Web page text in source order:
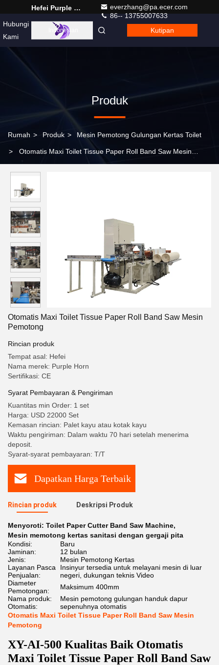
Hefei Purple Horn E-Commerce Co., Ltd.
everzhang@pa.ecer.com
86-- 13755007633
Hubungi
Kami
Indonesian Kutipan
Produk
Rumah > Produk > Mesin Pemotong Gulungan Kertas Toilet
> Otomatis Maxi Toilet Tissue Paper Roll Band Saw Mesin
Otomatis Maxi Toilet Tissue Paper Roll Band Saw Mesin
Pemotong
Rincian produk
Tempat asal: Hefei
Nama merek: Purple Horn
Sertifikasi: CE
Syarat Pembayaran & Pengiriman
Kuantitas min Order: 1 set
Harga: USD 22000 Set
Kemasan rincian: Palet kayu atau kotak kayu
Waktu pengiriman: Dalam waktu 70 hari setelah menerima
deposit.
Syarat-syarat pembayaran: T/T
Dapatkan Harga Terbaik
Rincian produk Deskripsi Produk
Menyoroti: Toilet Paper Cutter Band Saw Machine,
Mesin memotong kertas sanitasi dengan gergaji pita
Kondisi:
Baru
Jaminan:
12 bulan
Jenis:
Mesin Pemotong Kertas
Layanan Pasca
Penjualan:
Insinyur tersedia untuk melayani mesin di luar
negeri, dukungan teknis Video
Diameter
Pemotongan:
Maksimum 400mm
Nama produk:
Mesin pemotong gulungan handuk dapur
Otomatis:
sepenuhnya otomatis
Otomatis Maxi Toilet Tissue Paper Roll Band Saw Mesin
Pemotong
XY-AI-500 Kualitas Baik Otomatis
Maxi Toilet Tissue Paper Roll Band Saw